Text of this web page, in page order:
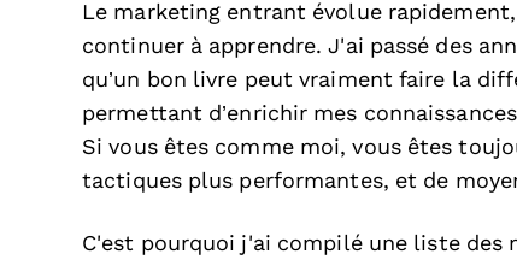
Le marketing entrant évolue
continuer à apprendre. J'ai passé des
qu’un bon livre peut vraiment faire la
permettant d’enrichir mes
Si vous êtes comme moi, vous êtes
tactiques plus performantes, et de
C'est pourquoi j'ai compilé une liste